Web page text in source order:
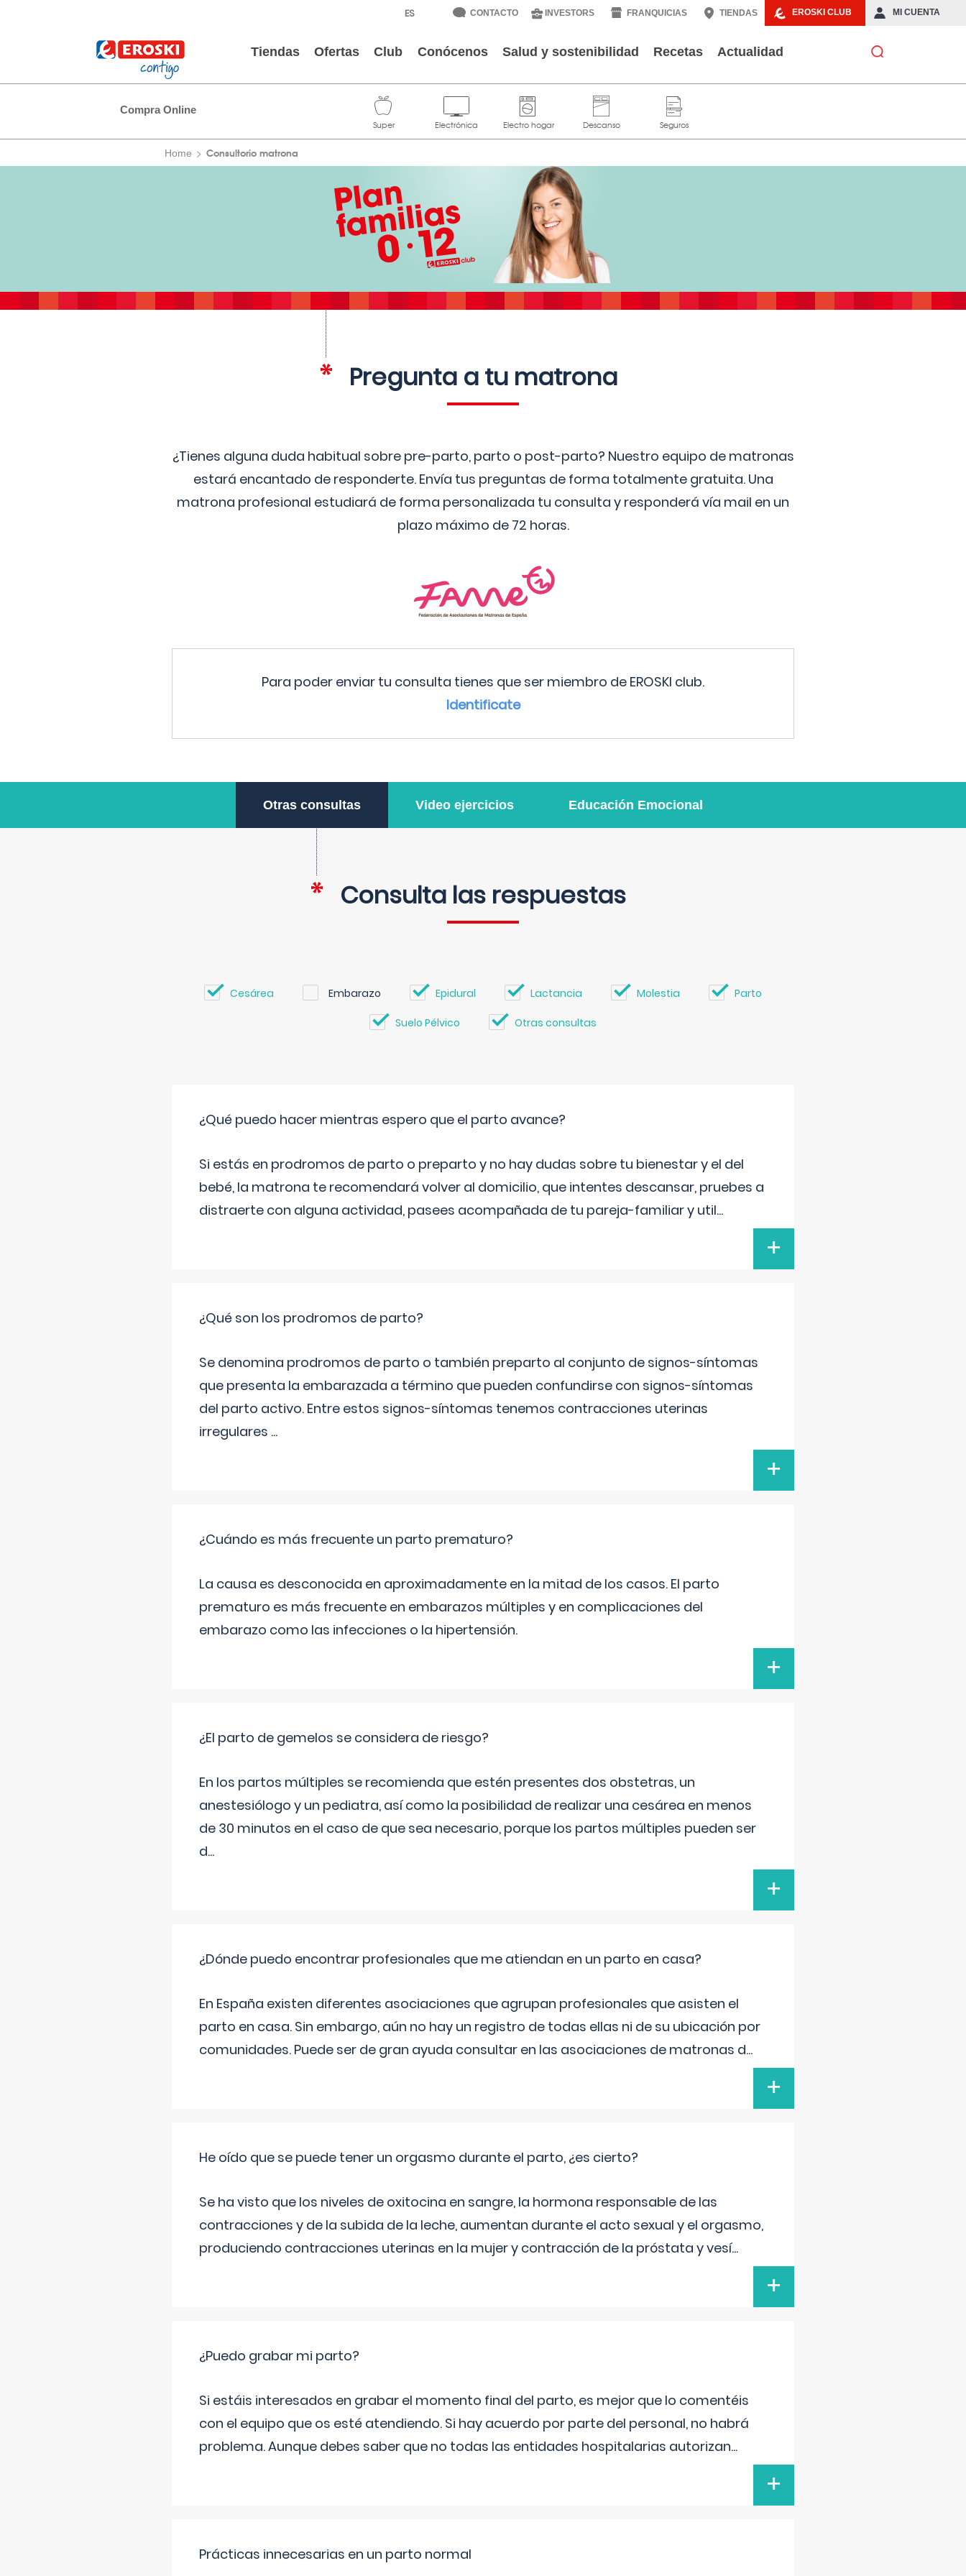
EROSKI CLUB MI CUENTA
CONTACTO INVESTORS FRANQUICIAS TIENDAS
Tiendas Ofertas Club Conócenos Salud y sostenibilidad Recetas Actualidad
Compra Online
Home Consultorio matrona
Pregunta a tu matrona
¿Tienes alguna duda habitual sobre pre-parto, parto o post-parto? Nuestro equipo de matronas
estará encantado de responderte. Envía tus preguntas de forma totalmente gratuita. Una
matrona profesional estudiará de forma personalizada tu consulta y responderá vía mail en un
plazo máximo de 72 horas.
Para poder enviar tu consulta tienes que ser miembro de EROSKI club.
Identificate
Otras consultas Video ejercicios Educación Emocional
Consulta las respuestas
Cesárea Embarazo Epidural Lactancia Molestia Parto
Suelo Pélvico Otras consultas
¿Qué puedo hacer mientras espero que el parto avance?
Si estás en prodromos de parto o preparto y no hay dudas sobre tu bienestar y el del
bebé, la matrona te recomendará volver al domicilio, que intentes descansar, pruebes a
distraerte con alguna actividad, pasees acompañada de tu pareja-familiar y util...
+
¿Qué son los prodromos de parto?
Se denomina prodromos de parto o también preparto al conjunto de signos-síntomas
que presenta la embarazada a término que pueden confundirse con signos-síntomas
del parto activo. Entre estos signos-síntomas tenemos contracciones uterinas
irregulares ...
+
¿Cuándo es más frecuente un parto prematuro?
La causa es desconocida en aproximadamente en la mitad de los casos. El parto
prematuro es más frecuente en embarazos múltiples y en complicaciones del
embarazo como las infecciones o la hipertensión.
+
¿El parto de gemelos se considera de riesgo?
En los partos múltiples se recomienda que estén presentes dos obstetras, un
anestesiólogo y un pediatra, así como la posibilidad de realizar una cesárea en menos
de 30 minutos en el caso de que sea necesario, porque los partos múltiples pueden ser
d...
+
¿Dónde puedo encontrar profesionales que me atiendan en un parto en casa?
En España existen diferentes asociaciones que agrupan profesionales que asisten el
parto en casa. Sin embargo, aún no hay un registro de todas ellas ni de su ubicación por
comunidades. Puede ser de gran ayuda consultar en las asociaciones de matronas d...
+
He oído que se puede tener un orgasmo durante el parto, ¿es cierto?
Se ha visto que los niveles de oxitocina en sangre, la hormona responsable de las
contracciones y de la subida de la leche, aumentan durante el acto sexual y el orgasmo,
produciendo contracciones uterinas en la mujer y contracción de la próstata y vesí...
+
¿Puedo grabar mi parto?
Si estáis interesados en grabar el momento final del parto, es mejor que lo comentéis
con el equipo que os esté atendiendo. Si hay acuerdo por parte del personal, no habrá
problema. Aunque debes saber que no todas las entidades hospitalarias autorizan...
+
Prácticas innecesarias en un parto normal